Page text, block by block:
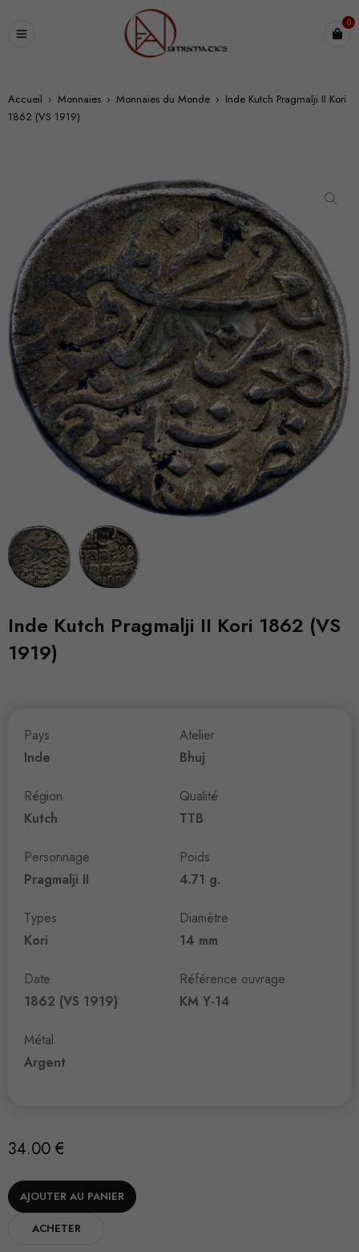
0
Accueil › Monnaies › Monnaies du Monde › Inde Kutch Pragmalji II Kori
1862 (VS 1919)
Inde Kutch Pragmalji II Kori 1862 (VS
1919)
Pays
Inde
Région
Kutch
Personnage
Pragmalji II
Types
Kori
Date
1862 (VS 1919)
Métal
Argent
Atelier
Bhuj
Qualité
TTB
Poids
4.71 g.
Diamètre
14 mm
Référence ouvrage
KM Y-14
34.00 €
AJOUTER AU PANIER
ACHETER